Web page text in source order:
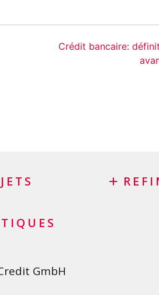
Crédit bancaire:
en Suisse
GmbH